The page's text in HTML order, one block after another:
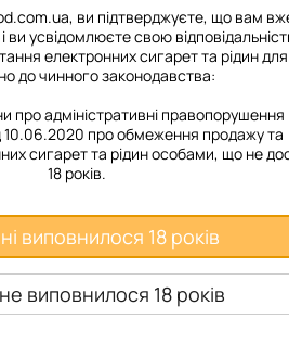
Немає в наявності Артикул:
349 грн
% Увійтидля
Міцність
Смак рідини
Hibiscus Blue Raz
ви підтверджуєте, що вам
і ви усвідомлюєте свою
електронних сигарет та рідин
до чинного законодавства:
про адміністративні правопорушення
10.06.2020 про обмеження продажу та
сигарет та рідин особами, що не
18 років.
виповнилося 18 років
виповнилося 18 років